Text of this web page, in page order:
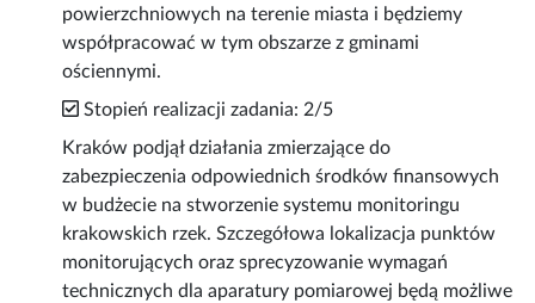
powierzchniowych na terenie miasta i będziemy
współpracować w tym obszarze z gminami
ościennymi.
Stopień realizacji zadania: 2/5
Kraków podjął działania zmierzające do
zabezpieczenia odpowiednich środków finansowych
w budżecie na stworzenie systemu monitoringu
krakowskich rzek. Szczegółowa lokalizacja punktów
monitorujących oraz sprecyzowanie wymagań
technicznych dla aparatury pomiarowej będą możliwe